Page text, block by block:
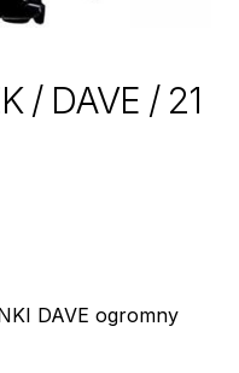
/ DAVE / 21
DAVE ogromny